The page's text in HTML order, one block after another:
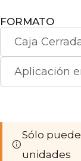
FORMATO
Caja
Aplicación
Sólo
unidades